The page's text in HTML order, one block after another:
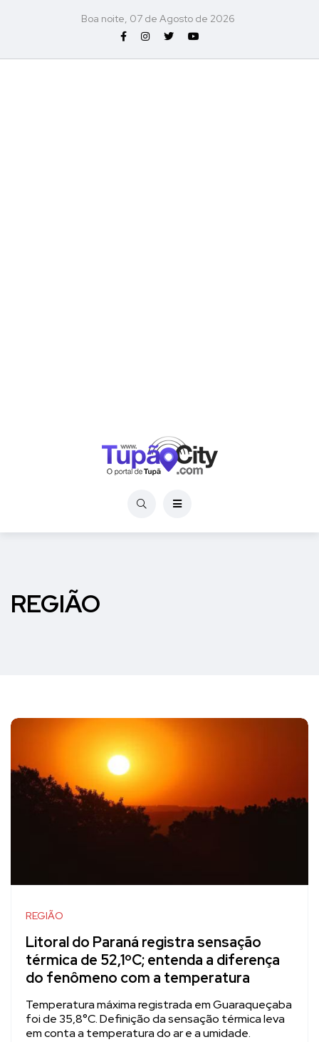
Boa noite, 07 de Agosto de 2026
REGIÃO
REGIÃO
Litoral do Paraná registra sensação
térmica de 52,1ºC; entenda a diferença
do fenômeno com a temperatura
Temperatura máxima registrada em Guaraqueçaba
foi de 35,8°C. Definição da sensação térmica leva
em conta a temperatura do ar e a umidade.